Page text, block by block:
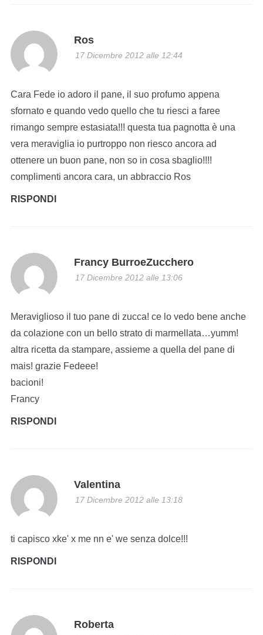
Ros
17 Dicembre 2012 alle 12:44
Cara Fede io adoro il pane, il suo profumo appena
sfornato e quando vedo quello che tu riesci a faree
rimango sempre estasiata!!! questa tua pagnotta è una
vera meraviglia io purtroppo non riesco ancora ad
ottenere un buon pane, non so in cosa sbaglio!!!!
complimenti ancora cara, un abbraccio Ros
RISPONDI
Francy BurroeZucchero
17 Dicembre 2012 alle 13:06
Meraviglioso il tuo pane di zucca! ce lo vedo bene anche
da colazione con un bello strato di marmellata…yumm!
altra ricetta da stampare, assieme a quella del pane di
mais! grazie Fedeee!
bacioni!
Francy
RISPONDI
Valentina
17 Dicembre 2012 alle 13:18
ti capisco xke' x me nn e' we senza dolce!!!
RISPONDI
Roberta